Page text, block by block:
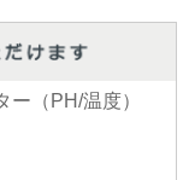
（PH/温度）